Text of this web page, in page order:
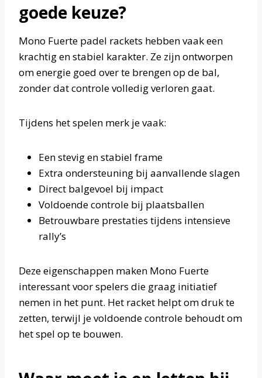
goede keuze?
Mono Fuerte padel rackets hebben vaak een
krachtig en stabiel karakter. Ze zijn ontworpen
om energie goed over te brengen op de bal,
zonder dat controle volledig verloren gaat.
Tijdens het spelen merk je vaak:
Een stevig en stabiel frame
Extra ondersteuning bij aanvallende slagen
Direct balgevoel bij impact
Voldoende controle bij plaatsballen
Betrouwbare prestaties tijdens intensieve
rally’s
Deze eigenschappen maken Mono Fuerte
interessant voor spelers die graag initiatief
nemen in het punt. Het racket helpt om druk te
zetten, terwijl je voldoende controle behoudt om
het spel op te bouwen.